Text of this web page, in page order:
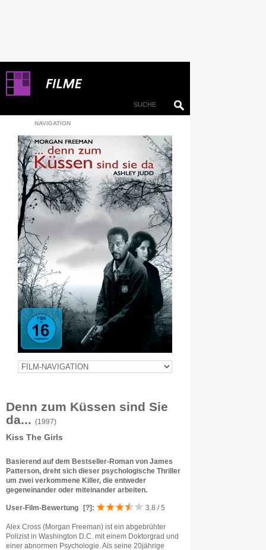
NAVIGATION
Denn zum Küssen sind Sie
da... (1997)
Kiss The Girls
Basierend auf dem Bestseller-Roman von James
Patterson, dreht sich dieser psychologische Thriller
um zwei verkommene Killer, die entweder
gegeneinander oder miteinander arbeiten.
User-Film-Bewertung [?] : 3.8 / 5
Alex Cross (Morgan Freeman) ist ein abgebrühter
Polizist in Washington D.C. mit einem Doktorgrad und
einer abnormen Psychologie. Als seine 20jährige